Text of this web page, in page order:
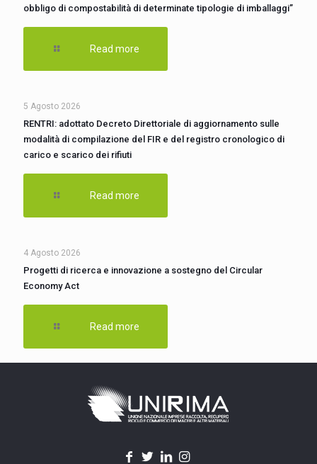
obbligo di compostabilità di determinate tipologie di imballaggi”
Read more
5 Agosto 2026
RENTRI: adottato Decreto Direttoriale di aggiornamento sulle
modalità di compilazione del FIR e del registro cronologico di
carico e scarico dei rifiuti
Read more
4 Agosto 2026
Progetti di ricerca e innovazione a sostegno del Circular
Economy Act
Read more